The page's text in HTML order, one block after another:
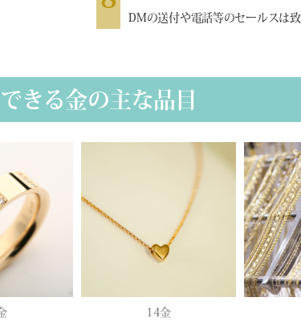
DMの送付や電話等のセールスは
きる金の主な品目
14金